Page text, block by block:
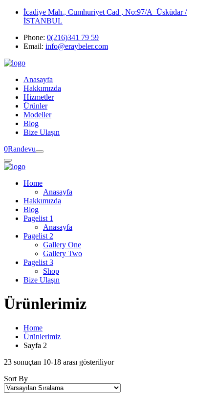
İcadiye Mah., Cumhuriyet Cad , No:97/A Üsküdar /
İSTANBUL
Phone: 0(216)341 79 59
Email: info@eraybeler.com
Anasayfa
Hakkımızda
Hizmetler
Ürünler
Modeller
Blog
Bize Ulaşın
0Randevu
Home
Anasayfa
Hakkımızda
Blog
Pagelist 1
Anasayfa
Pagelist 2
Gallery One
Gallery Two
Pagelist 3
Shop
Bize Ulaşın
Ürünlerimiz
Home
Ürünlerimiz
Sayfa 2
23 sonuçtan 10-18 arası gösteriliyor
Sort By